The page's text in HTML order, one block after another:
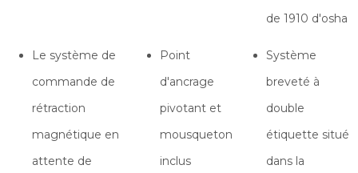
de 1910 d'osha
Le système de
commande de
rétraction
magnétique en
attente de
Point
d'ancrage
pivotant et
mousqueton
inclus
Système
breveté à
double
étiquette situé
dans la